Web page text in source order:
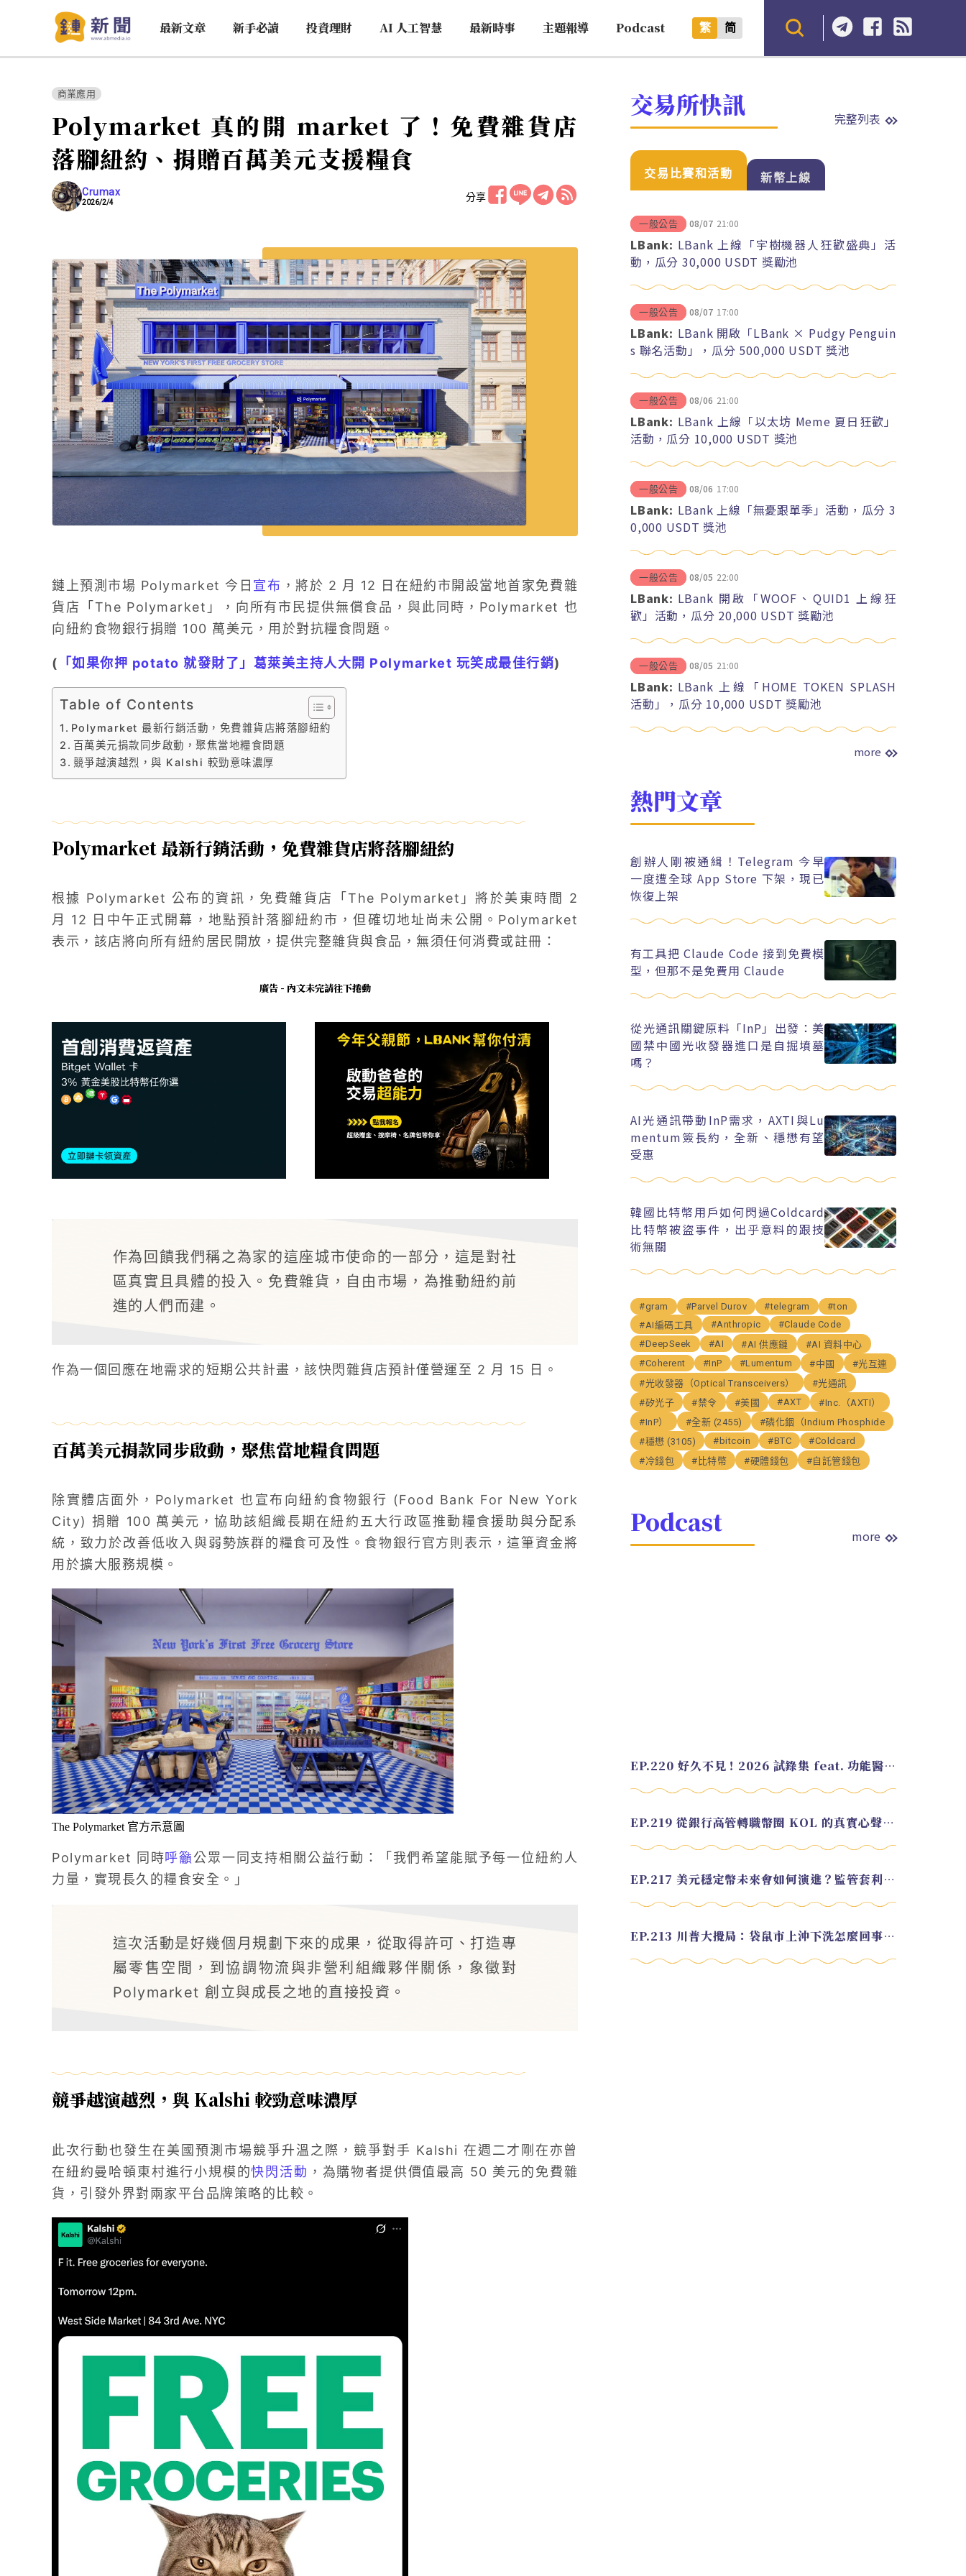
最新文章 新手必讀 投資理財 AI 人工智慧 最新時事 主題報導 Podcast 繁 简
商業應用
Polymarket 真的開 market 了！免費雜貨店
落腳紐約、捐贈百萬美元支援糧食
Crumax
2026/2/4 分享
鏈上預測市場 Polymarket 今日 宣布 ，將於 2 月 12 日在紐約市開設當地首家免費雜
貨店「The Polymarket」，向所有市民提供無償食品，與此同時，Polymarket 也
向紐約食物銀行捐贈 100 萬美元，用於對抗糧食問題。
( 「如果你押 potato 就發財了」葛萊美主持人大開 Polymarket 玩笑成最佳行銷)
Table of Contents
Polymarket 最新行銷活動，免費雜貨店將落腳紐約
百萬美元捐款同步啟動，聚焦當地糧食問題
競爭越演越烈，與 Kalshi 較勁意味濃厚
Polymarket 最新行銷活動， 免費雜貨店將落腳紐約
根據 Polymarket 公布的資訊，免費雜貨店「The Polymarket」將於美東時間 2
月 12 日中午正式開幕，地點預計落腳紐約市，但確切地址尚未公開。Polymarket
表示，該店將向所有紐約居民開放，提供完整雜貨與食品，無須任何消費或註冊：
廣告 - 內文未完請往下捲動
作為回饋我們稱之為家的這座城市使命的一部分，這是對社
區真實且具體的投入。免費雜貨，自由市場，為推動紐約前
進的人們而建。
作為一個回應在地需求的短期公共計畫，該快閃雜貨店預計僅營運至 2 月 15 日。
百萬美元捐款同步啟動，聚焦當地糧食問題
除實體店面外，Polymarket 也宣布向紐約食物銀行 (Food Bank For New York
City) 捐贈 100 萬美元，協助該組織長期在紐約五大行政區推動糧食援助與分配系
統，致力於改善低收入與弱勢族群的糧食可及性。食物銀行官方則表示，這筆資金將
用於擴大服務規模。
The Polymarket 官方示意圖
Polymarket 同時呼籲公眾一同支持相關公益行動：「我們希望能賦予每一位紐約人
力量，實現長久的糧食安全。」
這次活動是好幾個月規劃下來的成果，從取得許可、打造專
屬零售空間，到協調物流與非營利組織夥伴關係，象徵對
Polymarket 創立與成長之地的直接投資。
競爭越演越烈，與 Kalshi 較勁意味濃厚
此次行動也發生在美國預測市場競爭升溫之際，競爭對手 Kalshi 在週二才剛在亦曾
在紐約曼哈頓東村進行小規模的快閃活動 ，為購物者提供價值最高 50 美元的免費雜
貨，引發外界對兩家平台品牌策略的比較。
交易所快訊 完整列表
交易比賽和活動 新幣上線
一般公告 08/07 21:00
LBank: LBank 上線「宇樹機器人狂歡盛典」活
動，瓜分 30,000 USDT 獎勵池
一般公告 08/07 17:00
LBank: LBank 開啟「LBank × Pudgy Penguin
s 聯名活動」，瓜分 500,000 USDT 獎池
一般公告 08/06 21:00
LBank: LBank 上線「以太坊 Meme 夏日狂歡」
活動，瓜分 10,000 USDT 獎池
一般公告 08/06 17:00
LBank: LBank 上線「無憂跟單季」活動，瓜分 3
0,000 USDT 獎池
一般公告 08/05 22:00
LBank: LBank 開啟「WOOF、QUID1 上線狂
歡」活動，瓜分 20,000 USDT 獎勵池
一般公告 08/05 21:00
LBank: LBank 上線「HOME TOKEN SPLASH
活動」，瓜分 10,000 USDT 獎勵池
more
熱門文章
創辦人剛被通緝！Telegram 今早
一度遭全球 App Store 下架，現已
恢復上架
有工具把 Claude Code 接到免費模
型，但那不是免費用 Claude
從光通訊關鍵原料「InP」出發：美
國禁中國光收發器進口是自掘墳墓
嗎？
AI光通訊帶動InP需求，AXTI與Lu
mentum簽長約，全新、穩懋有望
受惠
韓國比特幣用戶如何閃過Coldcard
比特幣被盜事件，出乎意料的跟技
術無關
#gram #Parvel Durov #telegram
#ton
#AI編碼工具
#Anthropic
#Claude Code
#DeepSeek
#AI #AI 供應鏈
#AI 資料中心
#Coherent
#InP #Lumentum #中國
#光互連
#光收發器（Optical Transceivers）
#光通訊
#矽光子
#禁令 #美國 #AXT
#Inc.（AXTI）
#InP）
#全新 (2455)
#磷化銦（Indium Phosphide
#穩懋 (3105)
#bitcoin #BTC
#Coldcard
#冷錢包
#比特幣 #硬體錢包 #自託管錢包
Podcast more
EP.220 好久不見！2026 試錄集 feat. 功能醫學營養師 美寶
EP.219 從銀行高管轉職幣圈 KOL 的真實心聲 feat.龜大
EP.217 美元穩定幣未來會如何演進？監管套利終將收斂？feat. 研究員 余哲安
EP.213 川普大攪局：袋鼠市上沖下洗怎麼回事？feat. Alvin